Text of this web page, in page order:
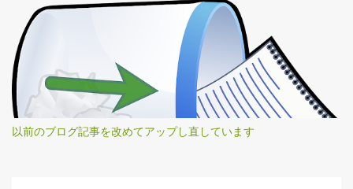
以前のブログ記事を改めてアップし直しています